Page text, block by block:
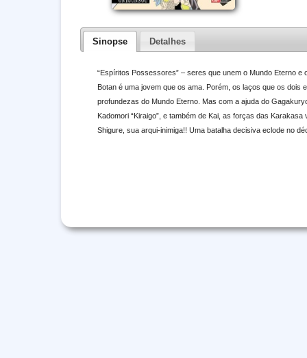
Sinopse Detalhes
“Espíritos Possessores” – seres que unem o Mundo Eterno
Botan é uma jovem que os ama. Porém, os laços que os
profundezas do Mundo Eterno. Mas com a ajuda do
Kadomori “Kiraigo”, e também de Kai, as forças das
Shigure, sua arqui-inimiga!! Uma batalha decisiva eclode no